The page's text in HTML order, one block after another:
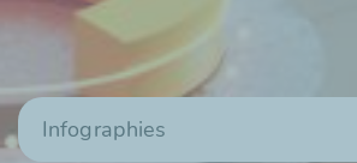
Infographies